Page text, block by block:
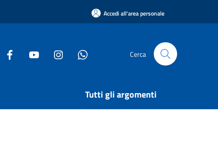
Accedi all'area personale
Cerca
Tutti gli argomenti